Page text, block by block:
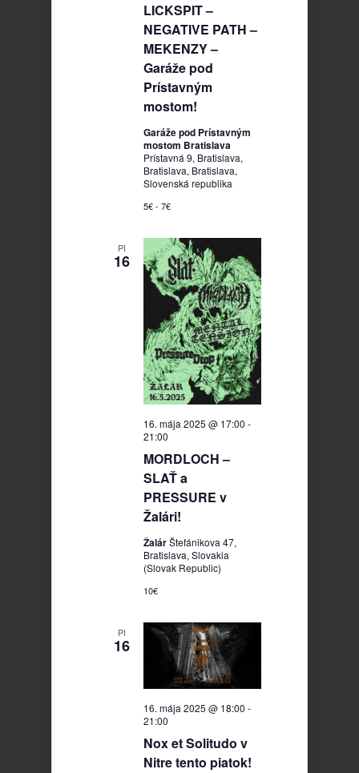
LICKSPIT –
NEGATIVE PATH –
MEKENZY –
Garáže pod
Prístavným
mostom!
Garáže pod Prístavným
mostom Bratislava
Prístavná 9, Bratislava,
Bratislava, Bratislava,
Slovenská republika
5€ - 7€
PI
16
MORDLOCH –
SLAŤ a
PRESSURE v
Žalári!
16. mája 2025 @ 17:00 -
21:00
ŽalárŠtefánikova 47,
Bratislava, Slovakia
(Slovak Republic)
10€
PI
16
Nox et Solitudo v
Nitre tento piatok!
16. mája 2025 @ 18:00 -
21:00